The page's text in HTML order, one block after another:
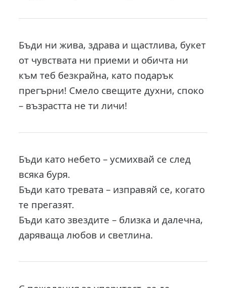
Бъди ни жива, здрава и щастлива, букет
от чувствата ни приеми и обичта ни
към теб безкрайна, като подарък
прегърни! Смело свещите духни, споко
– възрастта не ти личи!
Бъди като небето – усмихвай се след
всяка буря.
Бъди като тревата – изправяй се, когато
те прегазят.
Бъди като звездите – близка и далечна,
даряваща любов и светлина.